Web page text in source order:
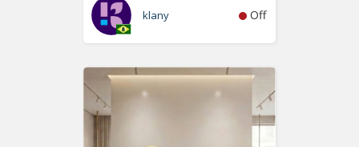
klany Off